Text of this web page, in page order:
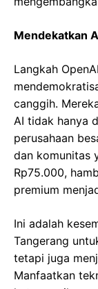
Mendekatkan
Langkah
canggih.
AI tidak hanya
perusahaan
dan komunitas
Rp75.000,
premium
Ini adalah
Tangerang
tetapi juga
Manfaatkan